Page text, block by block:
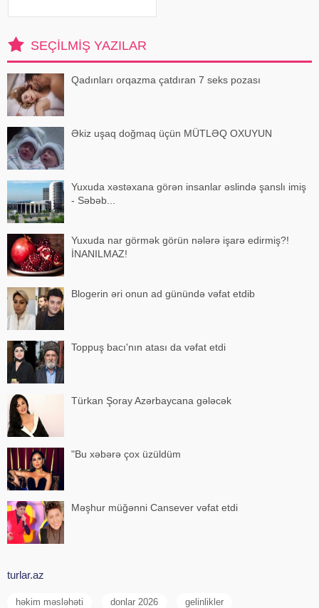
kənarınd
SEÇILMIŞ YAZILAR
Qadınları orqazma çatdıran 7 seks pozası
Əkiz uşaq doğmaq üçün MÜTLƏQ OXUYUN
Yuxuda xəstəxana görən insanlar əslində şanslı imiş
- Səbəb...
Yuxuda nar görmək görün nələrə işarə edirmiş?!
İNANILMAZ!
Blogerin əri onun ad günündə vəfat etdib
Toppuş bacı'nın atası da vəfat etdi
Türkan Şoray Azərbaycana gələcək
"Bu xəbərə çox üzüldüm
Məşhur müğənni Cansever vəfat etdi
turlar.az
həkim məsləhəti donlar 2026 gelinlikler